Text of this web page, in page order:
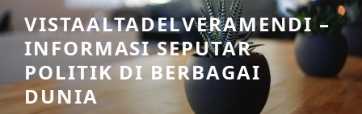
Skip
to
content
VISTAALTADELVERAMENDI –
INFORMASI SEPUTAR
POLITIK DI BERBAGAI
DUNIA